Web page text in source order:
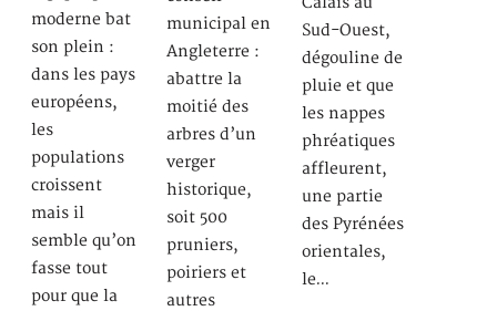
moderne bat
son plein :
dans les pays
européens,
les
populations
croissent
mais il
semble qu’on
fasse tout
pour que la
municipal en
Angleterre :
abattre la
moitié des
arbres d’un
verger
historique,
soit 500
pruniers,
poiriers et
autres
Sud-Ouest,
dégouline de
pluie et que
les nappes
phréatiques
affleurent,
une partie
des Pyrénées
orientales,
le…